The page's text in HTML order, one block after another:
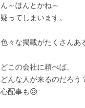
ん～ほんとかね～
疑ってしまいます。
色々な掲載がたくさんあ
どこの会社に頼べば、
どんな人が来るのだろう
心配事も😥